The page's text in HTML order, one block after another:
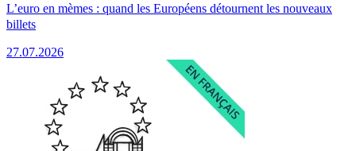
L’euro en mèmes : quand les Européens détournent les nouveaux
billets
27.07.2026